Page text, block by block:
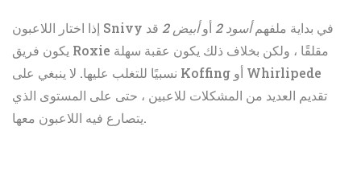
إذا اختار اللاعبون Snivy في بداية ملفهمأسود 2 أوأبيض 2
قد
يكون فريق Roxie مقلقًا ، ولكن بخلاف ذلك يكون عقبة سهلة
نسبيًا للتغلب عليها. لا ينبغي على Koffing أو Whirlipede
تقديم العديد من المشكلات للاعبين ، حتى على المستوى الذي
يتصارع فيه اللاعبون معها.